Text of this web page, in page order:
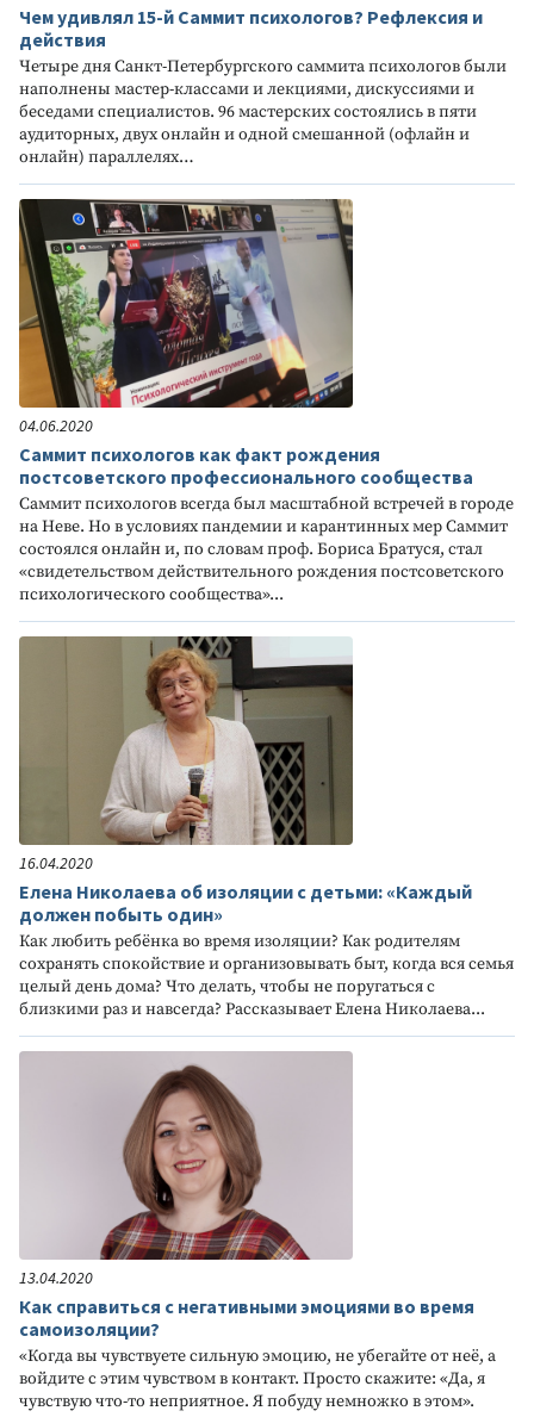
Чем удивлял 15-й Саммит психологов? Рефлексия и
действия
Четыре дня Санкт-Петербургского саммита психологов были
наполнены мастер-классами и лекциями, дискуссиями и
беседами специалистов. 96 мастерских состоялись в пяти
аудиторных, двух онлайн и одной смешанной (офлайн и
онлайн) параллелях…
04.06.2020
Саммит психологов как факт рождения
постсоветского профессионального сообщества
Саммит психологов всегда был масштабной встречей в городе
на Неве. Но в условиях пандемии и карантинных мер Саммит
состоялся онлайн и, по словам проф. Бориса Братуся, стал
«свидетельством действительного рождения постсоветского
психологического сообщества»...
16.04.2020
Елена Николаева об изоляции с детьми: «Каждый
должен побыть один»
Как любить ребёнка во время изоляции? Как родителям
сохранять спокойствие и организовывать быт, когда вся семья
целый день дома? Что делать, чтобы не поругаться с
близкими раз и навсегда? Рассказывает Елена Николаева...
13.04.2020
Как справиться с негативными эмоциями во время
самоизоляции?
«Когда вы чувствуете сильную эмоцию, не убегайте от неё, а
войдите с этим чувством в контакт. Просто скажите: «Да, я
чувствую что-то неприятное. Я побуду немножко в этом».